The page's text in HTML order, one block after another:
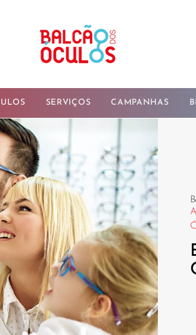
SERVIÇOS CAMPANHAS